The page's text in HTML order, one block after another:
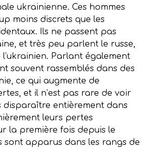
ukrainienne. Ces hommes
moins discrets que les
Ils ne passent pas
et très peu parlent le russe,
Parlant également
souvent rassemblés dans des
ce qui augmente de
et il n’est pas rare de voir
disparaître entièrement dans
leurs pertes
la première fois depuis le
sont apparus dans les rangs de